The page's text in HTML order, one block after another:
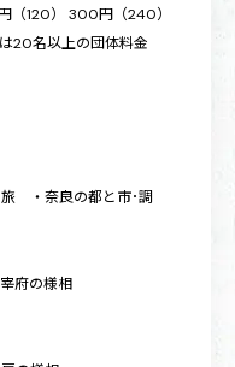
（120） 300円（240）
20名以上の団体料金
・奈良の都と市･調
府の様相